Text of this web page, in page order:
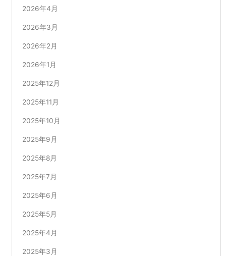
2026年4月
2026年3月
2026年2月
2026年1月
2025年12月
2025年11月
2025年10月
2025年9月
2025年8月
2025年7月
2025年6月
2025年5月
2025年4月
2025年3月